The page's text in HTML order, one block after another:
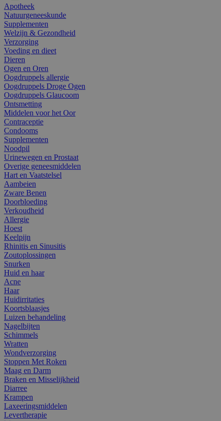
Apotheek
Natuurgeneeskunde
Supplementen
Welzijn & Gezondheid
Verzorging
Voeding en dieet
Dieren
Ogen en Oren
Oogdruppels allergie
Oogdruppels Droge Ogen
Oogdruppels Glaucoom
Ontsmetting
Middelen voor het Oor
Contraceptie
Condooms
Supplementen
Noodpil
Urinewegen en Prostaat
Overige geneesmiddelen
Hart en Vaatstelsel
Aambeien
Zware Benen
Doorbloeding
Verkoudheid
Allergie
Hoest
Keelpijn
Rhinitis en Sinusitis
Zoutoplossingen
Snurken
Huid en haar
Acne
Haar
Huidirritaties
Koortsblaasjes
Luizen behandeling
Nagelbijten
Schimmels
Wratten
Wondverzorging
Stoppen Met Roken
Maag en Darm
Braken en Misselijkheid
Diarree
Krampen
Laxeeringsmiddelen
Levertherapie